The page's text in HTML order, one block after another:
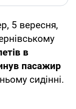
5 вересня,
в
пасажир
сидінні.